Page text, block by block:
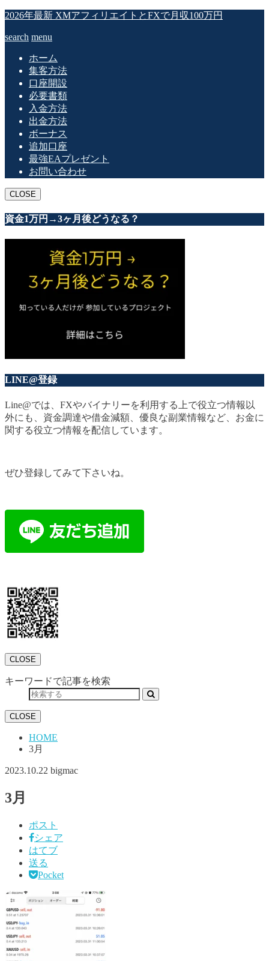
2026年最新 XMアフィリエイトとFXで月収100万円
search menu
ホーム
集客方法
口座開設
必要書類
入金方法
出金方法
ボーナス
追加口座
最強EAプレゼント
お問い合わせ
CLOSE
資金1万円→3ヶ月後どうなる？
LINE@登録
Line@では、FXやバイナリーを利用する上で役立つ情報以
外にも、資金調達や借金減額、優良な副業情報など、お金に
関する役立つ情報を配信しています。
ぜひ登録してみて下さいね。
CLOSE
キーワードで記事を検索
CLOSE
HOME
3月
2023.10.22 bigmac
3月
ポスト
シェア
はてブ
送る
Pocket